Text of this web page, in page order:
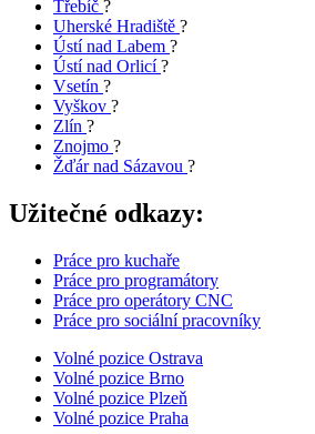
Třebíč ?
Uherské Hradiště ?
Ústí nad Labem ?
Ústí nad Orlicí?
Vsetín ?
Vyškov ?
Zlín ?
Znojmo ?
Žďár nad Sázavou ?
Užitečné odkazy:
Práce pro kuchaře
Práce pro programátory
Práce pro operátory CNC
Práce pro sociální pracovníky
Volné pozice Ostrava
Volné pozice Brno
Volné pozice Plzeň
Volné pozice Praha